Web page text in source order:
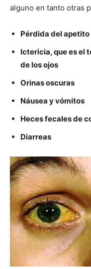
alguno en tanto otras
Pérdida del apetito
Ictericia, que es el
de los ojos
Orinas oscuras
Náusea y vómitos
Heces fecales de
Diarreas